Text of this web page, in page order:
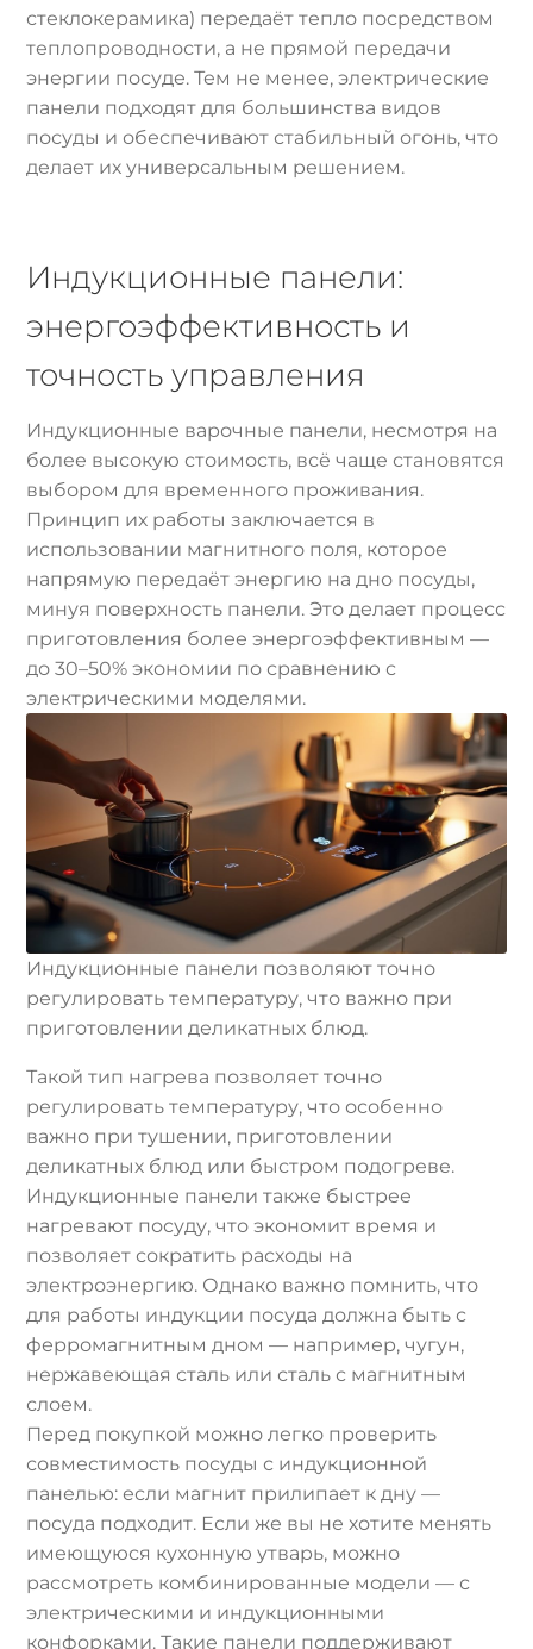
стеклокерамика) передаёт тепло посредством
теплопроводности, а не прямой передачи
энергии посуде. Тем не менее, электрические
панели подходят для большинства видов
посуды и обеспечивают стабильный огонь, что
делает их универсальным решением.
Индукционные панели:
энергоэффективность и
точность управления
Индукционные варочные панели, несмотря на
более высокую стоимость, всё чаще становятся
выбором для временного проживания.
Принцип их работы заключается в
использовании магнитного поля, которое
напрямую передаёт энергию на дно посуды,
минуя поверхность панели. Это делает процесс
приготовления более энергоэффективным —
до 30–50% экономии по сравнению с
электрическими моделями.
Индукционные панели позволяют точно
регулировать температуру, что важно при
приготовлении деликатных блюд.
Такой тип нагрева позволяет точно
регулировать температуру, что особенно
важно при тушении, приготовлении
деликатных блюд или быстром подогреве.
Индукционные панели также быстрее
нагревают посуду, что экономит время и
позволяет сократить расходы на
электроэнергию. Однако важно помнить, что
для работы индукции посуда должна быть с
ферромагнитным дном — например, чугун,
нержавеющая сталь или сталь с магнитным
слоем.
Перед покупкой можно легко проверить
совместимость посуды с индукционной
панелью: если магнит прилипает к дну —
посуда подходит. Если же вы не хотите менять
имеющуюся кухонную утварь, можно
рассмотреть комбинированные модели — с
электрическими и индукционными
конфорками. Такие панели поддерживают